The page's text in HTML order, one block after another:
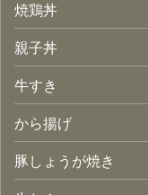
焼鶏丼
親子丼
牛すき
から揚げ
豚しょうが焼き